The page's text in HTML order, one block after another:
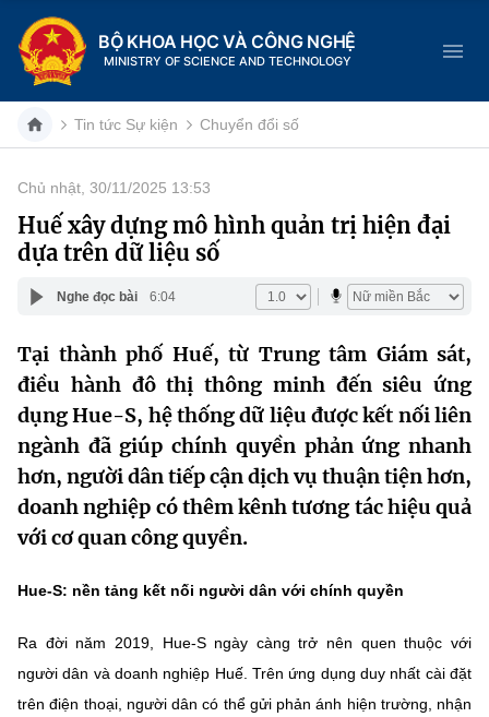
BỘ KHOA HỌC VÀ CÔNG NGHỆ
MINISTRY OF SCIENCE AND TECHNOLOGY
Danh mục
Trang chủ
Giới thiệu
Chức năng nhiệm vụ
Cơ cấu tổ chức
Lịch sử phát triển
Sở Khoa học và Công nghệ
Tin tức sự kiện
Khoa học và Công nghệ
Đổi mới sáng tạo
Chuyển đổi số
Tiêu chuẩn, đo lường, chất lượng
Dịch vụ công
Hệ thống văn bản
Văn bản QPPL
MST IOFFICE
Đổi mới sáng tạo
Khác
Tin tức Sự kiện Chuyển đổi số
Chủ nhật, 30/11/2025 13:53
Huế xây dựng mô hình quản trị hiện đại
dựa trên dữ liệu số
Nghe đọc bài 6:04
Tại thành phố Huế, từ Trung tâm Giám sát,
điều hành đô thị thông minh đến siêu ứng
dụng Hue-S, hệ thống dữ liệu được kết nối liên
ngành đã giúp chính quyền phản ứng nhanh
hơn, người dân tiếp cận dịch vụ thuận tiện hơn,
doanh nghiệp có thêm kênh tương tác hiệu quả
với cơ quan công quyền.
Hue-S: nền tảng kết nối người dân với chính quyền
Ra đời năm 2019, Hue-S ngày càng trở nên quen thuộc với
người dân và doanh nghiệp Huế. Trên ứng dụng duy nhất cài đặt
trên điện thoại, người dân có thể gửi phản ánh hiện trường, nhận